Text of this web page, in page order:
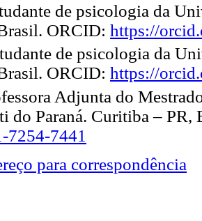
de psicologia da
ORCID: https://
de psicologia da
ORCID: https://
Adjunta do
do Paraná. Curitiba –
7254-7441
para correspondência